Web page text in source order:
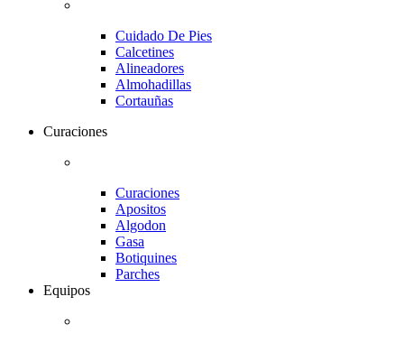
Cuidado De Pies
Calcetines
Alineadores
Almohadillas
Cortauñas
Curaciones
Curaciones
Apositos
Algodon
Gasa
Botiquines
Parches
Equipos